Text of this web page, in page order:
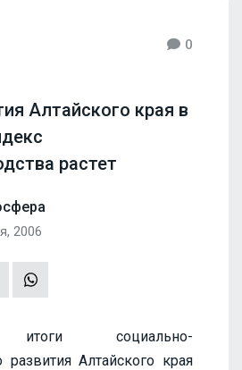
0
Алтайского края в
растет
2006
итоги социально-
развития Алтайского края